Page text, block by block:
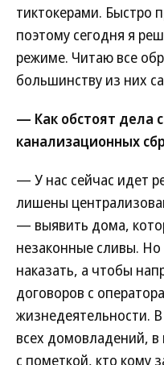
тиктокерами. Быстро
поэтому сегодня я
режиме. Читаю все
большинству из них
— Как обстоят дела
канализационных
— У нас сейчас идет
лишены
— выявить дома,
незаконные сливы.
наказать, а чтобы
договоров с
жизнедеятельности.
всех домовладений, в
с пометкой, кто кому